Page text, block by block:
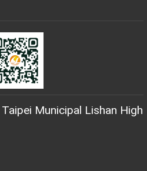
Taipei Municipal Lishan High